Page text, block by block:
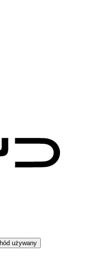
używany